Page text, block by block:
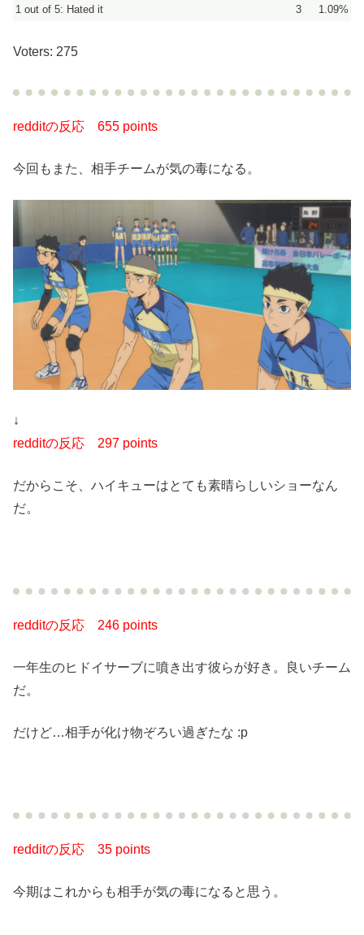
1 out of 5: Hated it
3 1.09%
Voters: 275
redditの反応 655 points
今回もまた、相手チームが気の毒になる。
↓
redditの反応 297 points
だからこそ、ハイキューはとても素晴らしいショーなん
だ。
redditの反応 246 points
一年生のヒドイサーブに噴き出す彼らが好き。良いチーム
だ。
だけど…相手が化け物ぞろい過ぎたな :p
redditの反応 35 points
今期はこれからも相手が気の毒になると思う。